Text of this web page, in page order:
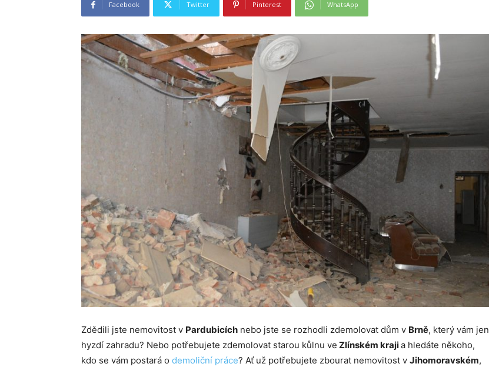
Facebook Twitter Pinterest WhatsApp
Zdědili jste nemovitost v Pardubicích nebo jste se rozhodli zdemolovat dům v Brně, který vám jen
hyzdí zahradu? Nebo potřebujete zdemolovat starou kůlnu ve Zlínském krajia hledáte někoho,
kdo se vám postará o demoliční práce? Ať už potřebujete zbourat nemovitost v Jihomoravském,